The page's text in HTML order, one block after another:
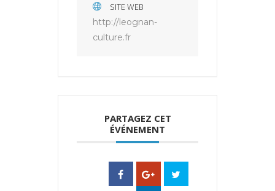
SITE WEB
http://leognan-
culture.fr
PARTAGEZ CET
ÉVÉNEMENT